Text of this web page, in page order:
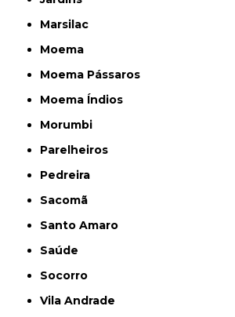
Marsilac
Moema
Moema Pássaros
Moema Índios
Morumbi
Parelheiros
Pedreira
Sacomã
Santo Amaro
Saúde
Socorro
Vila Andrade